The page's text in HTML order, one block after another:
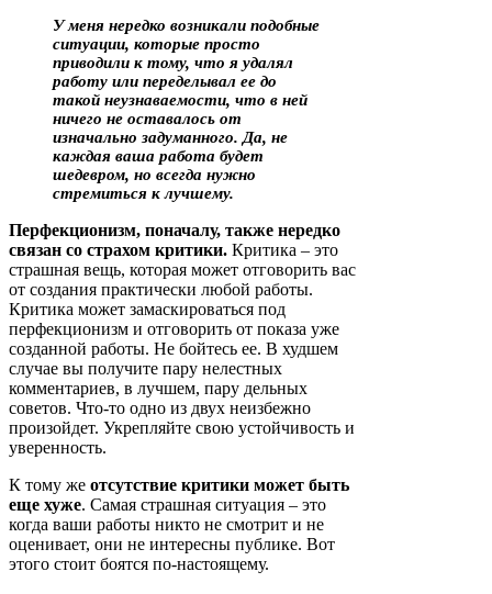
У меня нередко возникали подобные
ситуации, которые просто
приводили к тому, что я удалял
работу или переделывал ее до
такой неузнаваемости, что в ней
ничего не оставалось от
изначально задуманного. Да, не
каждая ваша работа будет
шедевром, но всегда нужно
стремиться к лучшему.
Перфекционизм, поначалу, также нередко
связан со страхом критики. Критика – это
страшная вещь, которая может отговорить вас
от создания практически любой работы.
Критика может замаскироваться под
перфекционизм и отговорить от показа уже
созданной работы. Не бойтесь ее. В худшем
случае вы получите пару нелестных
комментариев, в лучшем, пару дельных
советов. Что-то одно из двух неизбежно
произойдет. Укрепляйте свою устойчивость и
уверенность.
К тому же отсутствие критики может быть
еще хуже. Самая страшная ситуация – это
когда ваши работы никто не смотрит и не
оценивает, они не интересны публике. Вот
этого стоит боятся по-настоящему.